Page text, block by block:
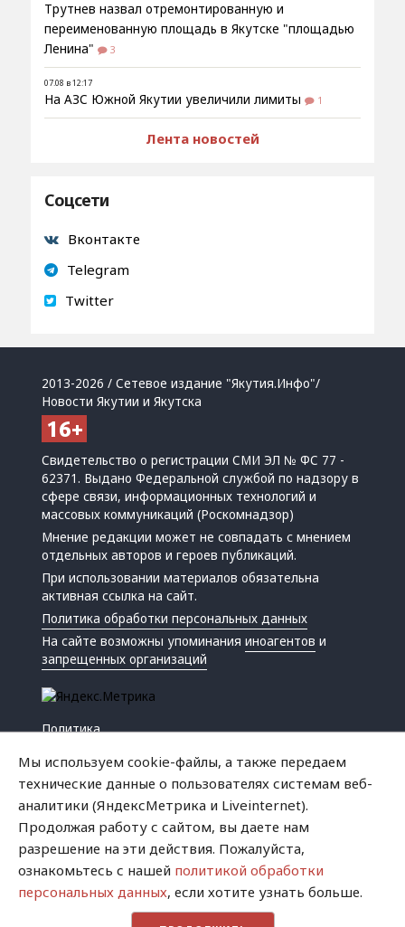
Трутнев назвал отремонтированную и
переименованную площадь в Якутске "площадью
Ленина"
3
07.08 в 12:17
На АЗС Южной Якутии увеличили лимиты 1
Лента новостей
Соцсети
Вконтакте
Telegram
Twitter
2013-2026 / Сетевое издание "Якутия.Инфо"/
Новости Якутии и Якутска
Свидетельство о регистрации СМИ ЭЛ № ФС 77 -
62371. Выдано Федеральной службой по надзору в
сфере связи, информационных технологий и
массовых коммуникаций (Роскомнадзор)
Мнение редакции может не совпадать с мнением
отдельных авторов и героев публикаций.
При использовании материалов обязательна
активная ссылка на сайт.
Политика обработки персональных данных
На сайте возможны упоминанияиноагентов и
запрещенных организаций
Политика
Криминал
Успех
Хватит это терпеть
Мы используем cookie-файлы, а также передаем
технические данные о пользователях системам веб-
аналитики (ЯндексМетрика и Liveinternet).
Продолжая работу с сайтом, вы даете нам
разрешение на эти действия. Пожалуйста,
ознакомьтесь с нашей политикой обработки
персональных данных, если хотите узнать больше.